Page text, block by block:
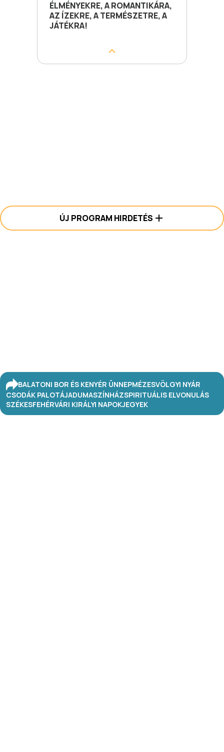
ÉLMÉNYEKRE, A ROMANTIKÁRA,
AZ ÍZEKRE, A TERMÉSZETRE, A
JÁTÉKRA!
ÚJ PROGRAM HIRDETÉS
BALATONI BOR ÉS KENYÉR ÜNNEPMÉZESVÖLGYI NYÁR
CSODÁK PALOTÁJADUMASZÍNHÁZSPIRITUÁLIS ELVONULÁS
SZÉKESFEHÉRVÁRI KIRÁLYI NAPOKJEGYEK